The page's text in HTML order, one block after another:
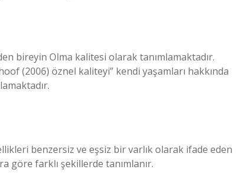
bireyin Olma kalitesi olarak tanımlamaktadır.
(2006) öznel kaliteyi” kendi yaşamları hakkında
benzersiz ve eşsiz bir varlık olarak ifade eden
göre farklı şekillerde tanımlanır.